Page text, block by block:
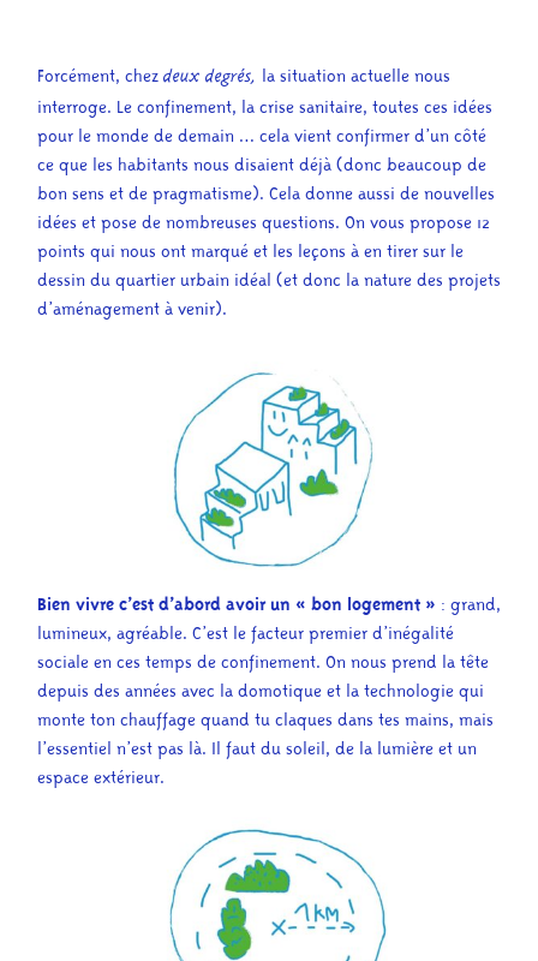
Forcément, chez deux degrés, la situation actuelle nous
interroge. Le confinement, la crise sanitaire, toutes ces idées
pour le monde de demain … cela vient confirmer d’un côté
ce que les habitants nous disaient déjà (donc beaucoup de
bon sens et de pragmatisme). Cela donne aussi de nouvelles
idées et pose de nombreuses questions. On vous propose 12
points qui nous ont marqué et les leçons à en tirer sur le
dessin du quartier urbain idéal (et donc la nature des projets
d’aménagement à venir).
Bien vivre c’est d’abord avoir un « bon logement » : grand,
lumineux, agréable. C’est le facteur premier d’inégalité
sociale en ces temps de confinement. On nous prend la tête
depuis des années avec la domotique et la technologie qui
monte ton chauffage quand tu claques dans tes mains, mais
l’essentiel n’est pas là. Il faut du soleil, de la lumière et un
espace extérieur.